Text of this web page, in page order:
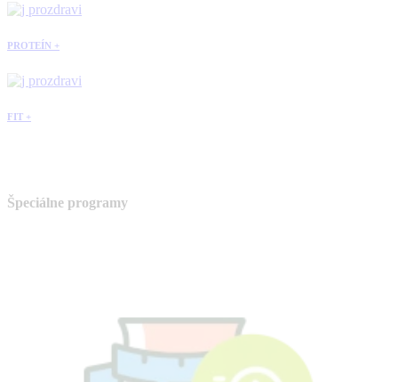
PROTEÍN +
FIT +
Špeciálne programy